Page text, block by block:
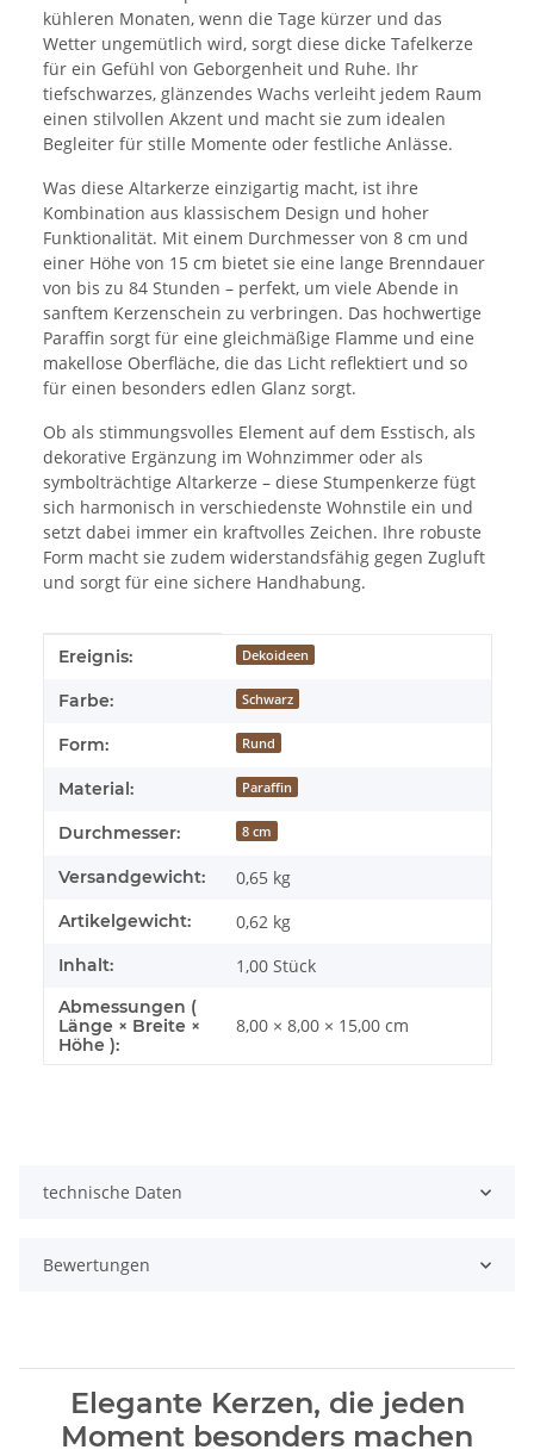
kühleren Monaten, wenn die Tage kürzer und das
Wetter ungemütlich wird, sorgt diese dicke Tafelkerze
für ein Gefühl von Geborgenheit und Ruhe. Ihr
tiefschwarzes, glänzendes Wachs verleiht jedem Raum
einen stilvollen Akzent und macht sie zum idealen
Begleiter für stille Momente oder festliche Anlässe.
Was diese Altarkerze einzigartig macht, ist ihre
Kombination aus klassischem Design und hoher
Funktionalität. Mit einem Durchmesser von 8 cm und
einer Höhe von 15 cm bietet sie eine lange Brenndauer
von bis zu 84 Stunden – perfekt, um viele Abende in
sanftem Kerzenschein zu verbringen. Das hochwertige
Paraffin sorgt für eine gleichmäßige Flamme und eine
makellose Oberfläche, die das Licht reflektiert und so
für einen besonders edlen Glanz sorgt.
Ob als stimmungsvolles Element auf dem Esstisch, als
dekorative Ergänzung im Wohnzimmer oder als
symbolträchtige Altarkerze – diese Stumpenkerze fügt
sich harmonisch in verschiedenste Wohnstile ein und
setzt dabei immer ein kraftvolles Zeichen. Ihre robuste
Form macht sie zudem widerstandsfähig gegen Zugluft
und sorgt für eine sichere Handhabung.
Produkteigenschaft
Wert
Ereignis: Dekoideen
Farbe: Schwarz
Form: Rund
Material: Paraffin
Durchmesser: 8 cm
Versandgewicht: 0,65 kg
Artikelgewicht: 0,62 kg
Inhalt: 1,00 Stück
Abmessungen (
Länge × Breite ×
Höhe ):
8,00 × 8,00 × 15,00 cm
technische Daten
Bewertungen
Elegante Kerzen, die jeden
Moment besonders machen